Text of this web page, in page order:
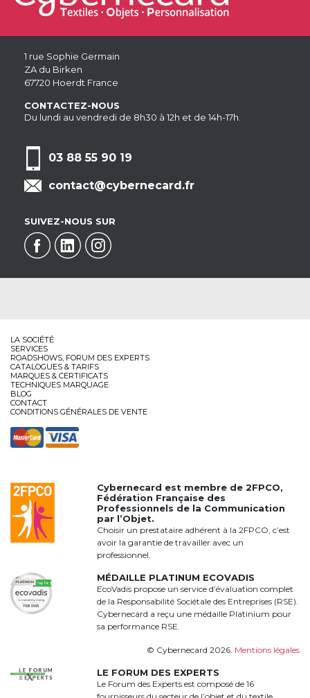
1 rue Sophie Germain
ZA du Birken
67720 Hoerdt France
CONTACTEZ-NOUS
Du lundi au vendredi de 8h30 à 12h et de 14h-17h.
03 88 55 90 19
contact@cybernecard.fr
SUIVEZ-NOUS SUR
LA SOCIÉTÉ
SERVICES
ROADSHOWS, FORUM DES EXPERTS
CATALOGUES & TARIFS
MARQUES & CERTIFICATS
TECHNIQUES MARQUAGE
BLOG
CONTACT
CONDITIONS GÉNÉRALES DE VENTE
Cybernecard est membre de2FPCO,
Fédération Française des
Professionnels de la Communication
par l’Objet.
Choisir un prestataire adhérent à la 2FPCO, c’est
avoir la garantie de travailler avec un
professionnel.
MÉDAILLE PLATINUM ECOVADIS
EcoVadis propose un service d’évaluation complet
de la Responsabilité Sociétale des Entreprises (RSE).
Cybernecard a reçu une médaille Platinium pour
sa performance RSE.
© Cybernecard 2026. Mentions légales
LE FORUM DES EXPERTS
Le Forum des Experts est composé de 16